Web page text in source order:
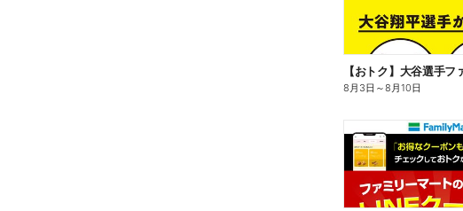
8月3日 ～8月10日